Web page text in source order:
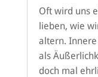
Oft wird uns
lieben, wie
altern.
als
doch mal